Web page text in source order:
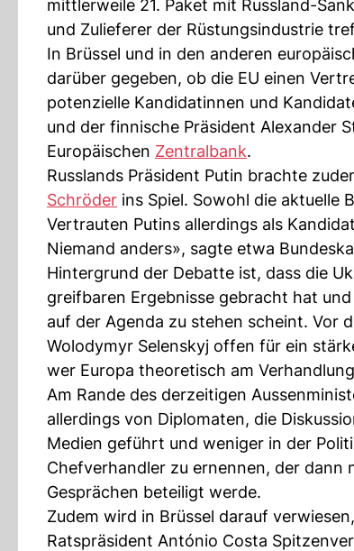
mittlerweile 21. Paket mit Russland-
und Zulieferer der Rüstungsindustrie
In Brüssel und in den anderen
darüber gegeben, ob die EU einen
potenzielle Kandidatinnen und
und der finnische Präsident Alexander
Europäischen Zentralbank.
Russlands Präsident Putin brachte
Schröder ins Spiel. Sowohl die aktuelle
Vertrauten Putins allerdings als
Niemand anders», sagte etwa
Hintergrund der Debatte ist, dass die
greifbaren Ergebnisse gebracht hat
auf der Agenda zu stehen scheint. Vor
Wolodymyr Selenskyj offen für ein
wer Europa theoretisch am
Am Rande des derzeitigen
allerdings von Diplomaten, die
Medien geführt und weniger in der
Chefverhandler zu ernennen, der
Gesprächen beteiligt werde.
Zudem wird in Brüssel darauf
Ratspräsident António Costa